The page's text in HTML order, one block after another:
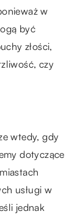
w
być
złości,
czy
wtedy, gdy
dotyczące
usługi w
jednak